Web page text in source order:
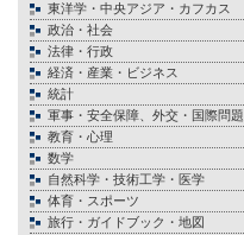
東洋学・中央アジア・カフカス
政治・社会
法律・行政
経済・産業・ビジネス
統計
軍事・安全保障、外交・国際問題
教育・心理
数学
自然科学・技術工学・医学
体育・スポーツ
旅行・ガイドブック・地図